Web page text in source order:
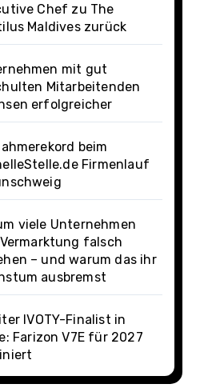
Chef zu The
Maldives zurück
mit gut
Mitarbeitenden
erfolgreicher
beim
Firmenlauf
viele Unternehmen
falsch
– und warum das ihr
ausbremst
IVOTY-Finalist in
Farizon V7E für 2027